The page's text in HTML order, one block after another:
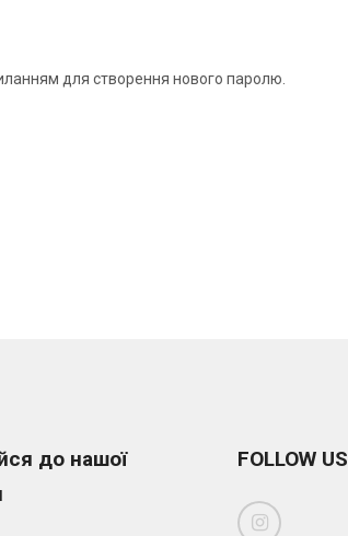
для створення нового паролю.
до нашої
FOLLOW US